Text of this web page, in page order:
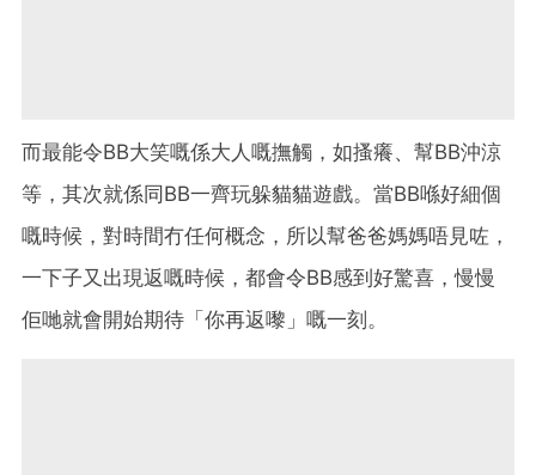
而最能令BB大笑嘅係大人嘅撫觸，如搔癢、幫BB沖涼
等，其次就係同BB一齊玩躲貓貓遊戲。當BB喺好細個
嘅時候，對時間冇任何概念，所以幫爸爸媽媽唔見咗，
一下子又出現返嘅時候，都會令BB感到好驚喜，慢慢
佢哋就會開始期待「你再返嚟」嘅一刻。